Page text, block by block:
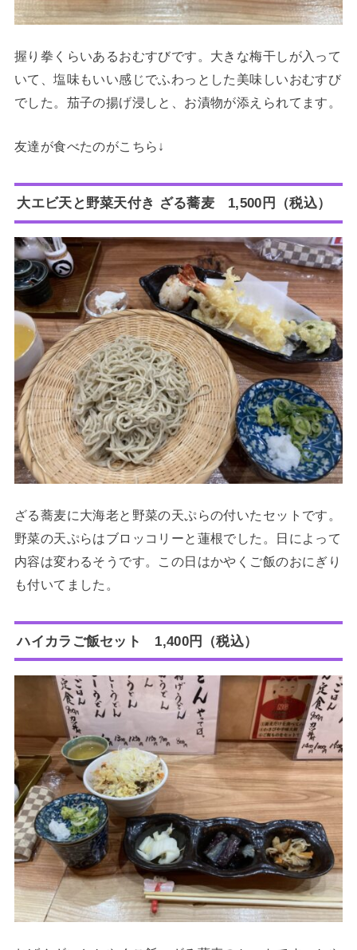
握り拳くらいあるおむすびです。大きな梅干しが入って
いて、塩味もいい感じでふわっとした美味しいおむすび
でした。茄子の揚げ浸しと、お漬物が添えられてます。
友達が食べたのがこちら↓
大エビ天と野菜天付き ざる蕎麦 1,500円（税込）
ざる蕎麦に大海老と野菜の天ぷらの付いたセットです。
野菜の天ぷらはブロッコリーと蓮根でした。日によって
内容は変わるそうです。この日はかやくご飯のおにぎり
も付いてました。
ハイカラご飯セット 1,400円（税込）